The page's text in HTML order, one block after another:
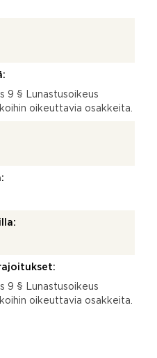
9 § Lunastusoikeus
oikeuttavia osakkeita.
9 § Lunastusoikeus
oikeuttavia osakkeita.